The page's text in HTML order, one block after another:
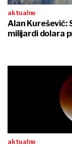
aktualno
Alan Kurešević:
milijardi dolara
aktualno